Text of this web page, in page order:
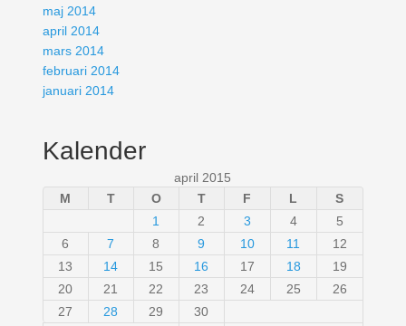
maj 2014
april 2014
mars 2014
februari 2014
januari 2014
Kalender
april 2015
M
T O T F L S
1 2 3 4
5
6
7 8 9 10 11
12
13
14 15 16 17 18
19
20
21 22 23 24 25
26
27
28 29 30